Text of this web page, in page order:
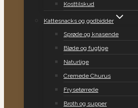
Kosttilskud
Kattesnacks og godbidder
Sprøde og knasende
Bløde og fugtige
Naturlige
Cremede Churus
Frysetørrede
Broth og supper